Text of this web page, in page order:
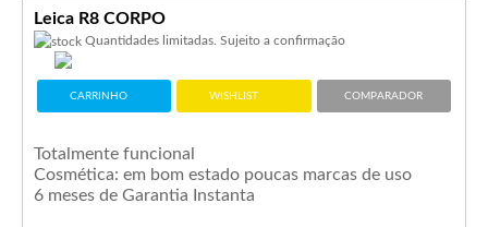
Leica R8 CORPO
Quantidades limitadas. Sujeito a confirmação
CARRINHO WISHLIST COMPARADOR
Totalmente funcional
Cosmética: em bom estado poucas marcas de uso
6 meses de Garantia Instanta